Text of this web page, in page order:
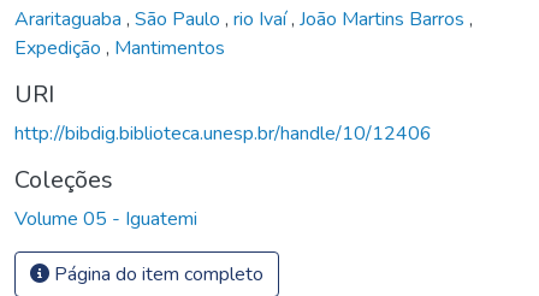
Araritaguaba , São Paulo , rio Ivaí, João Martins Barros ,
Expedição , Mantimentos
URI
http://bibdig.biblioteca.unesp.br/handle/10/12406
Coleções
Volume 05 - Iguatemi
Página do item completo